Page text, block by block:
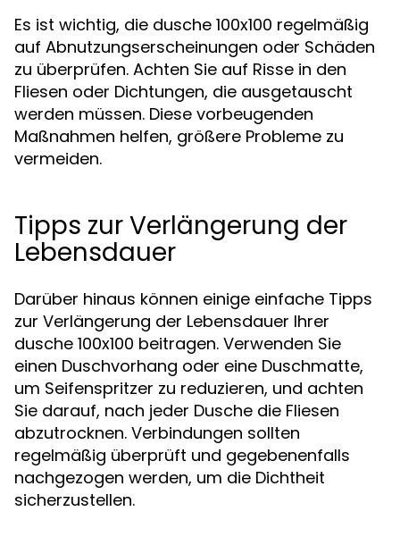
Es ist wichtig, die dusche 100x100 regelmäßig
auf Abnutzungserscheinungen oder Schäden
zu überprüfen. Achten Sie auf Risse in den
Fliesen oder Dichtungen, die ausgetauscht
werden müssen. Diese vorbeugenden
Maßnahmen helfen, größere Probleme zu
vermeiden.
Tipps zur Verlängerung der
Lebensdauer
Darüber hinaus können einige einfache Tipps
zur Verlängerung der Lebensdauer Ihrer
dusche 100x100 beitragen. Verwenden Sie
einen Duschvorhang oder eine Duschmatte,
um Seifenspritzer zu reduzieren, und achten
Sie darauf, nach jeder Dusche die Fliesen
abzutrocknen. Verbindungen sollten
regelmäßig überprüft und gegebenenfalls
nachgezogen werden, um die Dichtheit
sicherzustellen.